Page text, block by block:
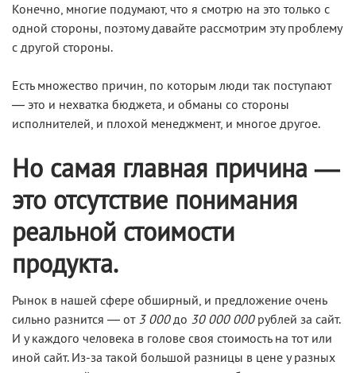
Конечно, многие подумают, что я смотрю на это только с
одной стороны, поэтому давайте рассмотрим эту проблему
с другой стороны.
Есть множество причин, по которым люди так поступают
— это и нехватка бюджета, и обманы со стороны
исполнителей, и плохой менеджмент, и многое другое.
Но самая главная причина —
это отсутствие понимания
реальной стоимости
продукта.
Рынок в нашей сфере обширный, и предложение очень
сильно разнится — от 3 000до 30 000 000рублей за сайт.
И у каждого человека в голове своя стоимость на тот или
иной сайт. Из-за такой большой разницы в цене у разных